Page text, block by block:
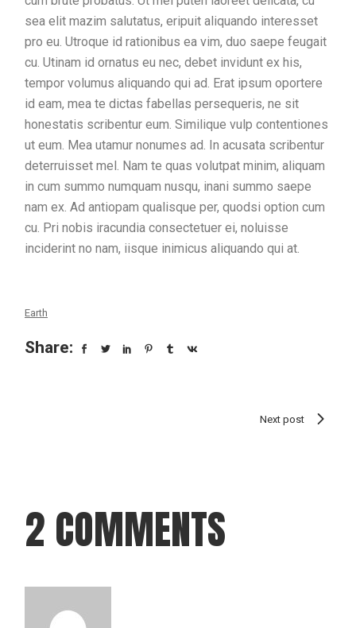
sea elit mazim salutatus, eripuit aliquando interesset
pro eu. Utroque id rationibus ea vim, duo saepe feugait
cu. Utinam id ornatus eu nec, debet invidunt ex his,
tempor volumus aliquando qui ad. Erat ipsum oportere
id eam, mea te dictas fabellas persequeris, ne sit
honestatis scribentur eum. Similique vulp contentiones
ut eum. Mea utamur nonumes ad. In acusata scribentur
deterruisset mel. Nam te quas volutpat minim, aliquam
in cum summo numquam nusqu, inani summo saepe
nam ex. Ad antiopam qualisque per, quodsi option cum
cu. Pri nobis iracundia consectetuer ei, noluisse
inciderint no nam, iisque inimicus aliquando qui at.
Earth
Share:
Next post
2 COMMENTS